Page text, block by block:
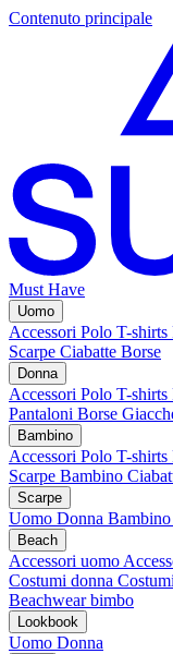
Contenuto principale
Must Have
Uomo
Accessori Polo T-shirts
Scarpe Ciabatte Borse
Donna
Accessori Polo T-shirts
Pantaloni Borse
Bambino
Accessori Polo T-shirts
Scarpe Bambino
Scarpe
Uomo Donna Bambino
Beach
Accessori uomo
Costumi donna
Beachwear bimbo
Lookbook
Uomo Donna